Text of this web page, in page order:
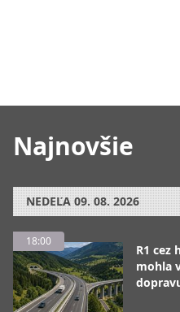
Najnovšie
NEDEĽA 09. 08. 2026
18:00
R1 cez
mohla